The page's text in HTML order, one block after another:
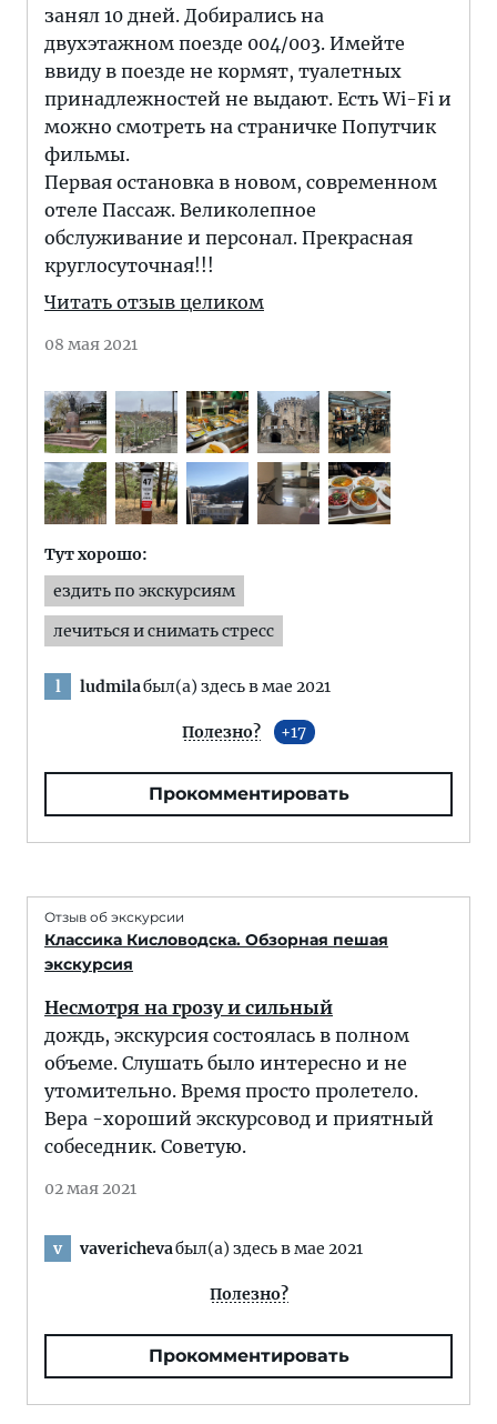
занял 10 дней. Добирались на
двухэтажном поезде 004/003. Имейте
ввиду в поезде не кормят, туалетных
принадлежностей не выдают. Есть Wi-Fi и
можно смотреть на страничке Попутчик
фильмы.
Первая остановка в новом, современном
отеле Пассаж. Великолепное
обслуживание и персонал. Прекрасная
круглосуточная!!!
Читать отзыв целиком
08 мая 2021
Тут хорошо:
ездить по экскурсиям
лечиться и снимать стресс
l ludmilaбыл(а) здесь в мае 2021
Полезно? 17
Прокомментировать
Отзыв об экскурсии
Классика Кисловодска. Обзорная пешая
экскурсия
Несмотря на грозу и сильный
дождь, экскурсия состоялась в полном
объеме. Слушать было интересно и не
утомительно. Время просто пролетело.
Вера -хороший экскурсовод и приятный
собеседник. Советую.
02 мая 2021
v vaverichevaбыл(а) здесь в мае 2021
Полезно?
Прокомментировать